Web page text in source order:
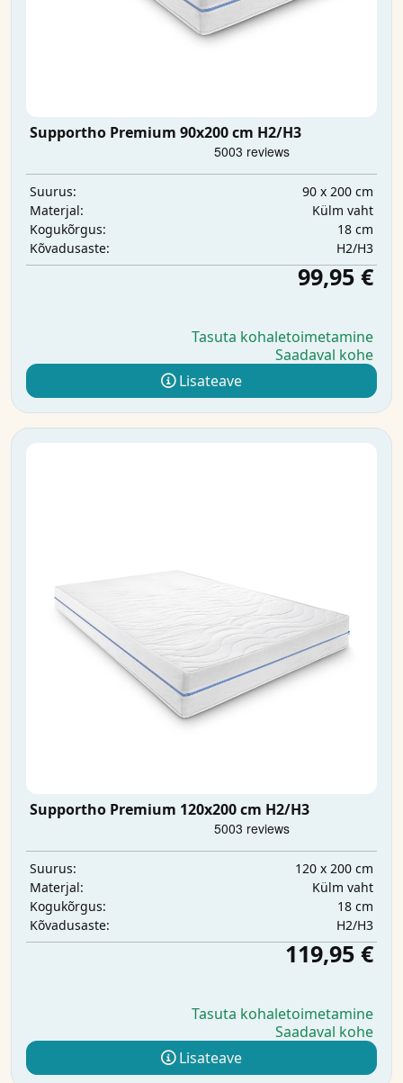
Supportho Premium 90x200 cm H2/H3
Suurus:
90 x 200 cm
Materjal:
Külm vaht
Kogukõrgus:
18 cm
Kõvadusaste:
H2/H3
99,95 €
Tasuta kohaletoimetamine
Saadaval kohe
Lisateave
Supportho Premium 120x200 cm H2/H3
Suurus:
120 x 200 cm
Materjal:
Külm vaht
Kogukõrgus:
18 cm
Kõvadusaste:
H2/H3
119,95 €
Tasuta kohaletoimetamine
Saadaval kohe
Lisateave